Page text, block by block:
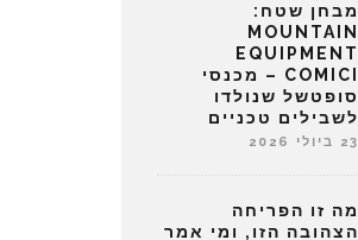
מבחן שטח:
MOUNTAIN
EQUIPMENT
COMICI – מכנסי
סופטשל שנולדו
לשבילים טכניים
23 ביולי 2026
מה זו הפריחה
הצהובה הזו, ומי אמר